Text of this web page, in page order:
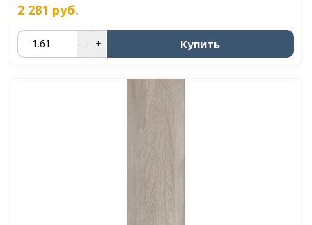
2 281 руб.
– + Купить